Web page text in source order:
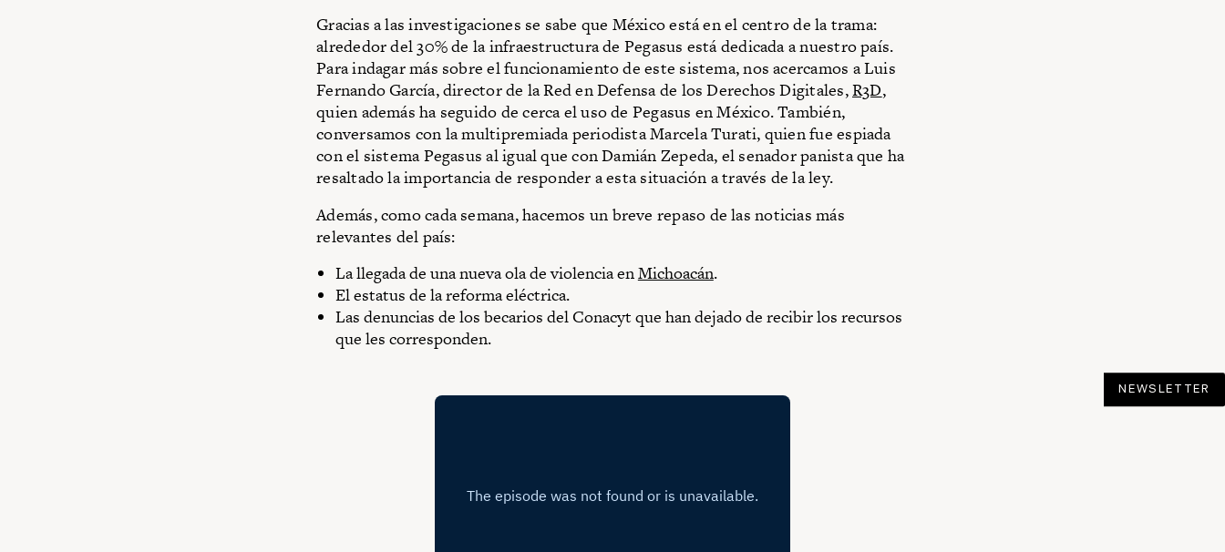
Gracias a las investigaciones se sabe que México está en el centro de la trama:
alrededor del 30% de la infraestructura de Pegasus está dedicada a nuestro país.
Para indagar más sobre el funcionamiento de este sistema, nos acercamos a Luis
Fernando García, director de la Red en Defensa de los Derechos Digitales,R3D,
quien además ha seguido de cerca el uso de Pegasus en México. También,
conversamos con la multipremiada periodista Marcela Turati, quien fue espiada
con el sistema Pegasus al igual que con Damián Zepeda, el senador panista que ha
resaltado la importancia de responder a esta situación a través de la ley.
Además, como cada semana, hacemos un breve repaso de las noticias más
relevantes del país:
La llegada de una nueva ola de violencia enMichoacán.
El estatus de la reforma eléctrica.
Las denuncias de los becarios del Conacyt que han dejado de recibir los recursos
que les corresponden.
NEWSLETTER